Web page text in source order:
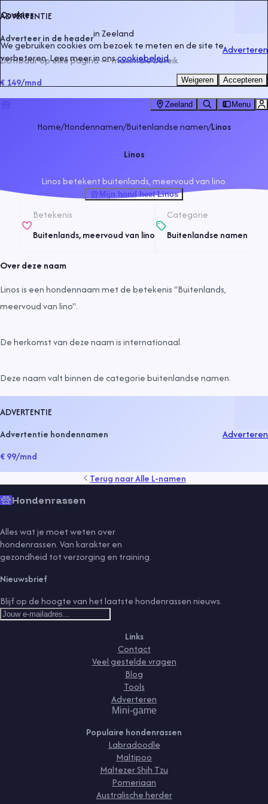
ADVERTENTIE
Adverteer in de headerinZeeland
Zichtbaar op elke pagina — maximale bereik
€ 149/mnd
Adverteren
Zeeland Menu
Home/Hondennamen/Buitenlandse namen/Linos
Linos
Linos betekent buitenlands, meervoud van lino.
Mijn hond heet Linos
Betekenis
Buitenlands, meervoud van lino
Categorie
Buitenlandse namen
Over deze naam
Linos is een hondennaam met de betekenis "Buitenlands,
meervoud van lino".
De herkomst van deze naam isinternationaal.
Deze naam valt binnen de categoriebuitenlandse namen.
ADVERTENTIE
Advertentie hondennamen
€ 99/mnd
Adverteren
Terug naarAlle L-namen
Hondenrassen
Alles wat je moet weten over
hondenrassen. Van karakter en
gezondheid tot verzorging en training.
Nieuwsbrief
Blijf op de hoogte van het laatste hondenrassen nieuws.
Links
Contact
Veel gestelde vragen
Blog
Tools
Adverteren
Mini-game
Populaire hondenrassen
Labradoodle
Maltipoo
Maltezer Shih Tzu
Pomeriaan
Australische herder
Cookies
We gebruiken cookies om bezoek te meten en de site te
verbeteren. Lees meer in onscookiebeleid.
Weigeren Accepteren